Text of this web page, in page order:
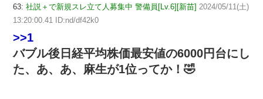
63: 社説＋で新規スレ立て人募集中 警備員[Lv.6][新苗] 2024/05/11(土)
13:20:00.41 ID:nd/df42k0
>>1
バブル後日経平均株価最安値の6000円台にし
た、あ、あ、麻生が1位ってか！🤣